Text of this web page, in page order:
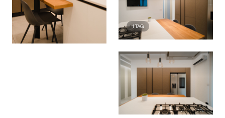
1TAG